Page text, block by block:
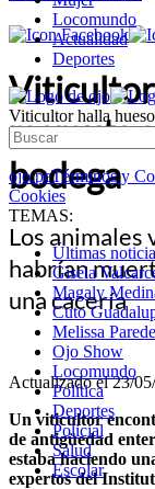
Locomundo
Actualidad
Deportes
Viticultor halla
ojo.peTérminos y
Cookies
TEMAS:
Últimas
Gisela
Magaly
Cuto
Melissa
Ojo Show
Locomundo
Política
Deportes
Policial
Salud
Escolar
Viticultor
mamuts
bodega
Los animales
habrían
una cacería
Actualizado el 23/
Un viticultor
de antigüedad
estaba haciendo
expertos del